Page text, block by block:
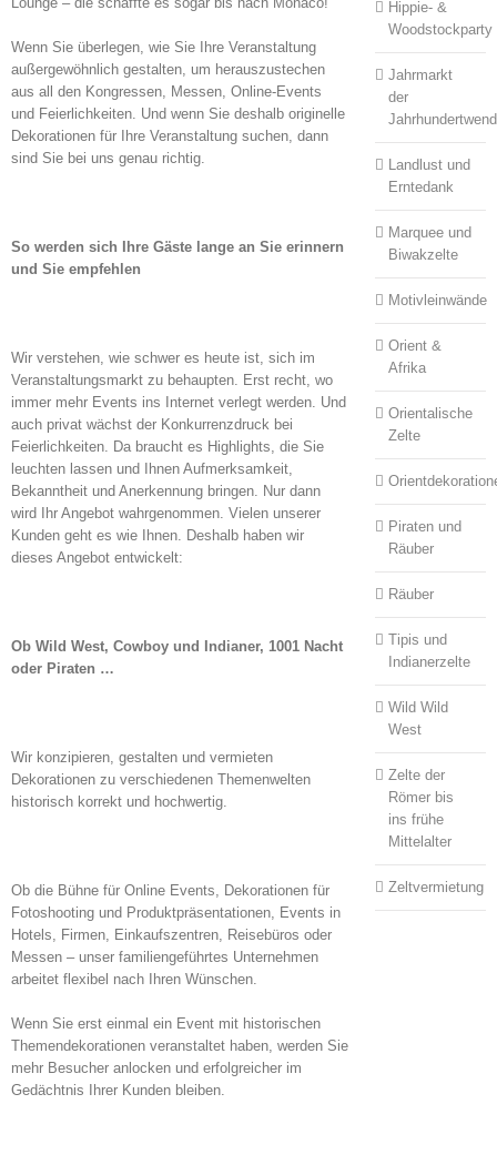
Wenn Sie überlegen, wie Sie Ihre Veranstaltung
außergewöhnlich gestalten, um herauszustechen
aus all den Kongressen, Messen, Online-Events
und Feierlichkeiten. Und wenn Sie deshalb originelle
Dekorationen für Ihre Veranstaltung suchen, dann
sind Sie bei uns genau richtig.
So werden sich Ihre Gäste lange an Sie erinnern
und Sie empfehlen
Wir verstehen, wie schwer es heute ist, sich im
Veranstaltungsmarkt zu behaupten. Erst recht, wo
immer mehr Events ins Internet verlegt werden. Und
auch privat wächst der Konkurrenzdruck bei
Feierlichkeiten. Da braucht es Highlights, die Sie
leuchten lassen und Ihnen Aufmerksamkeit,
Bekanntheit und Anerkennung bringen. Nur dann
wird Ihr Angebot wahrgenommen. Vielen unserer
Kunden geht es wie Ihnen. Deshalb haben wir
dieses Angebot entwickelt:
Ob Wild West, Cowboy und Indianer, 1001 Nacht
oder Piraten …
Wir konzipieren, gestalten und vermieten
Dekorationen zu verschiedenen Themenwelten
historisch korrekt und hochwertig.
Ob die Bühne für Online Events, Dekorationen für
Fotoshooting und Produktpräsentationen, Events in
Hotels, Firmen, Einkaufszentren, Reisebüros oder
Messen – unser familiengeführtes Unternehmen
arbeitet flexibel nach Ihren Wünschen.
Wenn Sie erst einmal ein Event mit historischen
Themendekorationen veranstaltet haben, werden Sie
mehr Besucher anlocken und erfolgreicher im
Gedächtnis Ihrer Kunden bleiben.
Hippie- &
Woodstockparty
Jahrmarkt
der
Landlust und
Erntedank
Marquee und
Biwakzelte
Motivleinwände
Orient &
Afrika
Orientalische
Zelte
Piraten und
Räuber
Räuber
Tipis und
Indianerzelte
Wild Wild
West
Zelte der
Römer bis
ins frühe
Mittelalter
Zeltvermietung